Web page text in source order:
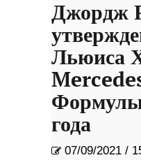
Джордж
Льюиса
года
07/09/2021 /